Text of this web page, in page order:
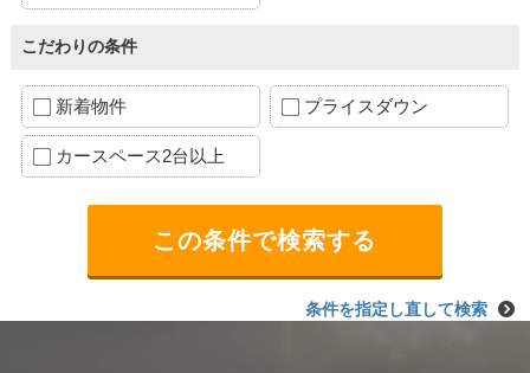
こだわりの条件
新着物件 プライスダウン
カースペース2台以上
条件を指定し直して検索